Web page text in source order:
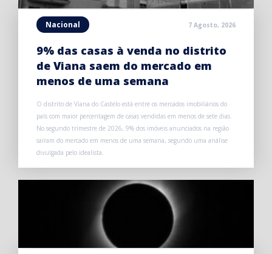
Nacional 7 Agosto, 2026
9% das casas à venda no distrito
de Viana saem do mercado em
menos de uma semana
O distrito de Viana do Castelo está entre os mercados imobiliários do
país com maior percentagem de casas vendidas em menos de sete dias.
No segundo trimestre de 2026, 9% dos imóveis anunciados na região
saíram do mercado em menos de uma semana, segundo uma análise
divulgada pelo idealista.